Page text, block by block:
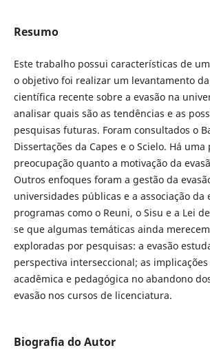
Resumo
Este trabalho possui características de
o objetivo foi realizar um levantamento
científica recente sobre a evasão na
analisar quais são as tendências e as
pesquisas futuras. Foram consultados o
Dissertações da Capes e o Scielo. Há
preocupação quanto a motivação da
Outros enfoques foram a gestão da
universidades públicas e a associação da
programas como o Reuni, o Sisu e a Lei
se que algumas temáticas ainda
exploradas por pesquisas: a evasão
perspectiva interseccional; as
acadêmica e pedagógica no abandono
evasão nos cursos de licenciatura.
Biografia do Autor